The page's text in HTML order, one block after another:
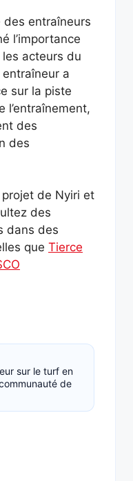
des entraîneurs
l’importance
les acteurs du
a
sur la piste
l’entraînement,
des
des
de Nyiri et
des
dans des
que Tierce
sur le turf en
de